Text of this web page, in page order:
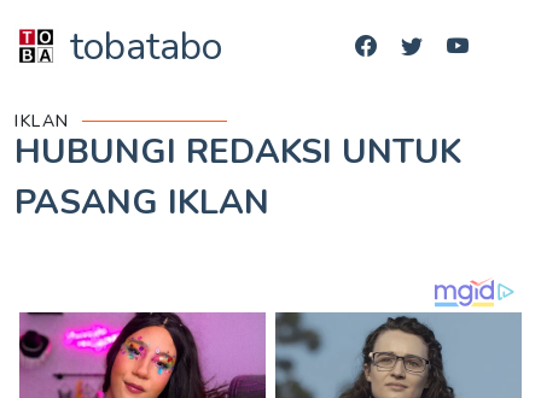
tobatabo
IKLAN
HUBUNGI REDAKSI UNTUK
PASANG IKLAN